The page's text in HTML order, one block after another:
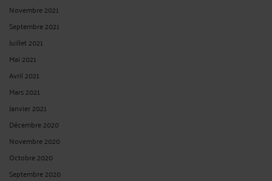
Novembre 2021
Septembre 2021
Juillet 2021
Mai 2021
Avril 2021
Mars 2021
Janvier 2021
Décembre 2020
Novembre 2020
Octobre 2020
Septembre 2020